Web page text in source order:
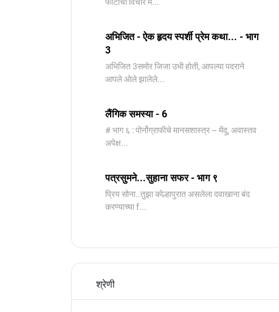
अभिजित - ऐक हृदय स्पर्शी प्रेम कथा... - भाग
3
️अभिजित ️3समोर जिजा उभी होती, आपल्या पदराने
आपले ओले झालेले...
लैंगिक समस्या - 6
# भाग ६ : पोर्नोग्राफीचे मानसशास्त्र – मेंदू, अवास्तव
अपेक्ष...
पत्रसुमने...सुहाना सफर - भाग ९
प्रिय सोना..तुझा कोल्हापुरात असलेला दवाखाना बंद
करण्याच्या f...
श्रेणी